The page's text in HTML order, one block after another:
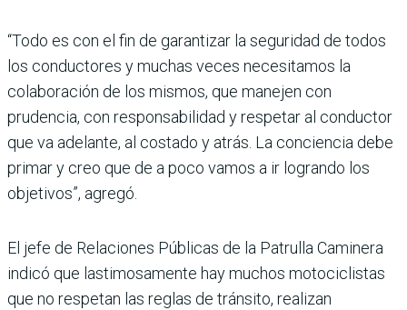
“Todo es con el fin de garantizar la seguridad de todos
los conductores y muchas veces necesitamos la
colaboración de los mismos, que manejen con
prudencia, con responsabilidad y respetar al conductor
que va adelante, al costado y atrás. La conciencia debe
primar y creo que de a poco vamos a ir logrando los
objetivos”, agregó.
El jefe de Relaciones Públicas de la Patrulla Caminera
indicó que lastimosamente hay muchos motociclistas
que no respetan las reglas de tránsito, realizan